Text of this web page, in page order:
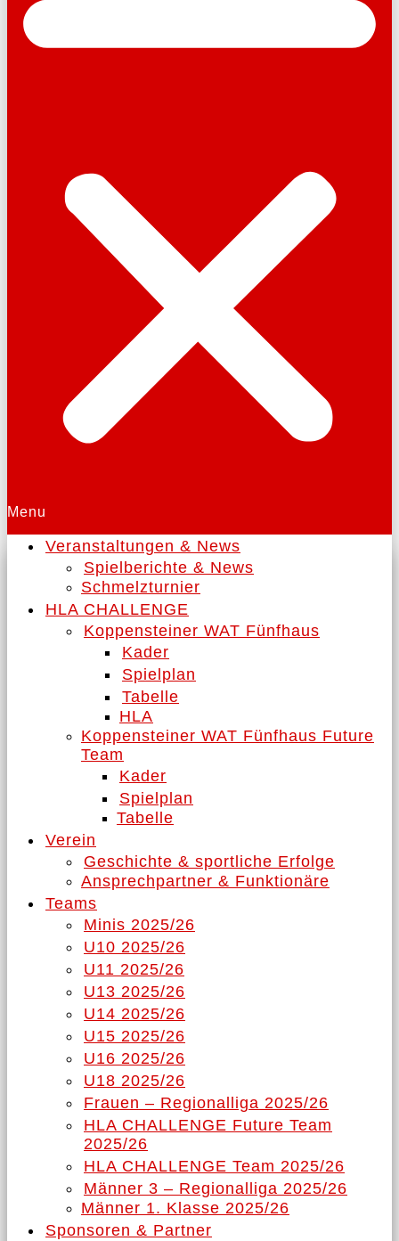
Menu
Veranstaltungen & News
Spielberichte & News
Schmelzturnier
HLA CHALLENGE
Koppensteiner WAT Fünfhaus
Kader
Spielplan
Tabelle
HLA
Koppensteiner WAT Fünfhaus Future
Team
Kader
Spielplan
Tabelle
Verein
Geschichte & sportliche Erfolge
Ansprechpartner & Funktionäre
Teams
Minis 2025/26
U10 2025/26
U11 2025/26
U13 2025/26
U14 2025/26
U15 2025/26
U16 2025/26
U18 2025/26
Frauen – Regionalliga 2025/26
HLA CHALLENGE Future Team
2025/26
HLA CHALLENGE Team 2025/26
Männer 3 – Regionalliga 2025/26
Männer 1. Klasse 2025/26
Sponsoren & Partner